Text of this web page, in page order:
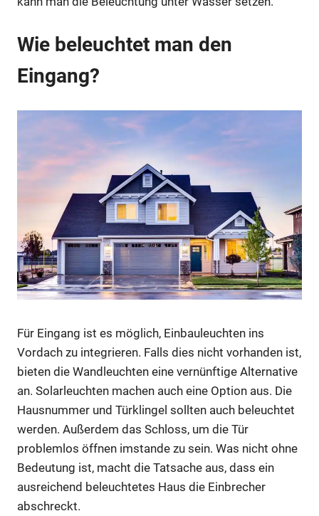
Wie beleuchtet man den
Eingang?
Für Eingang ist es möglich, Einbauleuchten ins
Vordach zu integrieren. Falls dies nicht vorhanden ist,
bieten die Wandleuchten eine vernünftige Alternative
an. Solarleuchten machen auch eine Option aus. Die
Hausnummer und Türklingel sollten auch beleuchtet
werden. Außerdem das Schloss, um die Tür
problemlos öffnen imstande zu sein. Was nicht ohne
Bedeutung ist, macht die Tatsache aus, dass ein
ausreichend beleuchtetes Haus die Einbrecher
abschreckt.